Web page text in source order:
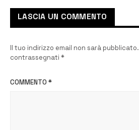
LASCIA UN COMMENTO
Il tuo indirizzo email non sarà pubblicato.
contrassegnati *
COMMENTO *